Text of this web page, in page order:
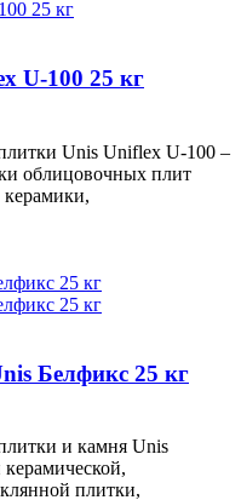
U-100 25 кг
Unis Uniflex U-100 –
облицовочных плит
керамики,
Белфикс 25 кг
и камня Unis
плитки,